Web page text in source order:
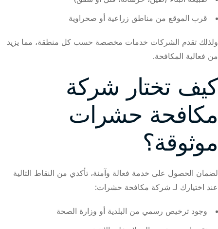
قرب الموقع من مناطق زراعية أو صحراوية
ولذلك تقدم الشركات خدمات مخصصة حسب كل منطقة، مما يزيد
من فعالية المكافحة.
كيف تختار شركة
مكافحة حشرات
موثوقة؟
لضمان الحصول على خدمة فعالة وآمنة، تأكدي من النقاط التالية
عند اختيارك لـ شركة مكافحة حشرات:
وجود ترخيص رسمي من البلدية أو وزارة الصحة